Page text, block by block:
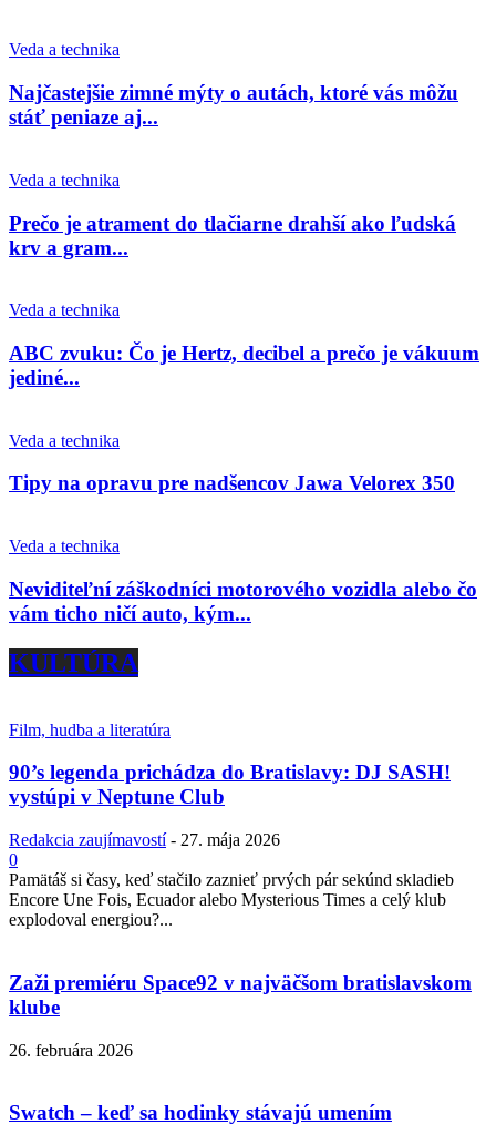
Veda a technika
Najčastejšie zimné mýty o autách, ktoré vás môžu
stáť peniaze aj...
Veda a technika
Prečo je atrament do tlačiarne drahší ako ľudská
krv a gram...
Veda a technika
ABC zvuku: Čo je Hertz, decibel a prečo je vákuum
jediné...
Veda a technika
Tipy na opravu pre nadšencov Jawa Velorex 350
Veda a technika
Neviditeľní záškodníci motorového vozidla alebo čo
vám ticho ničí auto, kým...
KULTÚRA
Film, hudba a literatúra
90’s legenda prichádza do Bratislavy: DJ SASH!
vystúpi v Neptune Club
Redakcia zaujímavostí - 27. mája 2026
0
Pamätáš si časy, keď stačilo zaznieť prvých pár sekúnd skladieb
Encore Une Fois, Ecuador alebo Mysterious Times a celý klub
explodoval energiou?...
Zaži premiéru Space92 v najväčšom bratislavskom
klube
26. februára 2026
Swatch – keď sa hodinky stávajú umením